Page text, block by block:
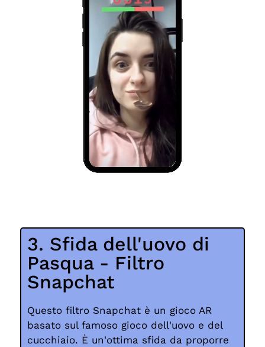
3. Sfida dell'uovo di
Pasqua - Filtro
Snapchat
Questo filtro Snapchat è un gioco AR
basato sul famoso gioco dell'uovo e del
cucchiaio. È un'ottima sfida da proporre